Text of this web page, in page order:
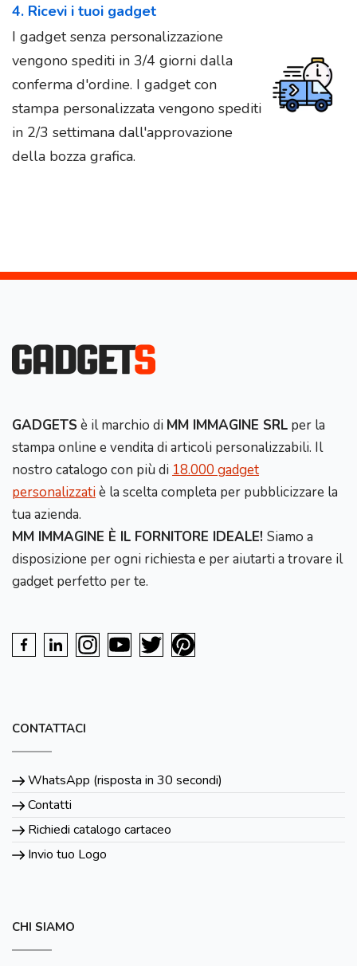
4. Ricevi i tuoi gadget
I gadget senza personalizzazione
vengono spediti in 3/4 giorni dalla
conferma d'ordine. I gadget con
stampa personalizzata vengono spediti
in 2/3 settimana dall'approvazione
della bozza grafica.
GADGETS è il marchio di MM IMMAGINE SRL per la
stampa online e vendita di articoli personalizzabili. Il
nostro catalogo con più di 18.000 gadget
personalizzatiè la scelta completa per pubblicizzare la
tua azienda.
MM IMMAGINE È IL FORNITORE IDEALE! Siamo a
disposizione per ogni richiesta e per aiutarti a trovare il
gadget perfetto per te.
CONTATTACI
WhatsApp (risposta in 30 secondi)
Contatti
Richiedi catalogo cartaceo
Invio tuo Logo
CHI SIAMO